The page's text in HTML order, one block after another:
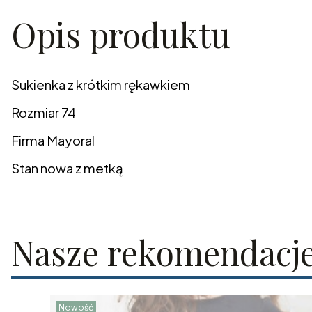
Opis produktu
Sukienka z krótkim rękawkiem
Rozmiar 74
Firma Mayoral
Stan nowa z metką
Nasze
Nowość